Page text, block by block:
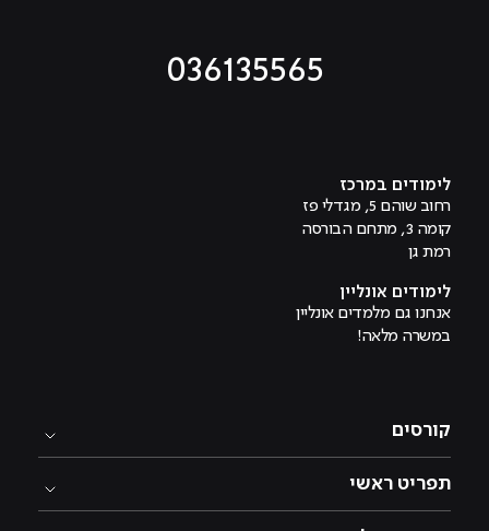
036135565
לימודים במרכז
רחוב שוהם 5, מגדלי פז
קומה 3, מתחם הבורסה
רמת גן
לימודים אונליין
אנחנו גם מלמדים אונליין
במשרה מלאה!
קורסים
תפריט ראשי